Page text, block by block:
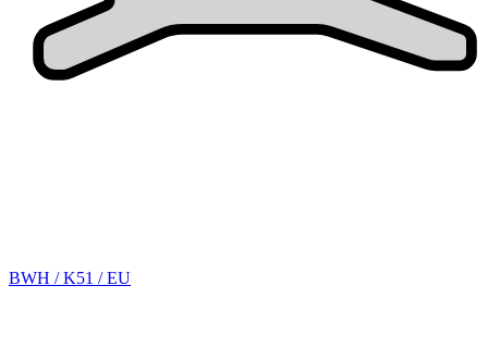
BWH / K51 / EU